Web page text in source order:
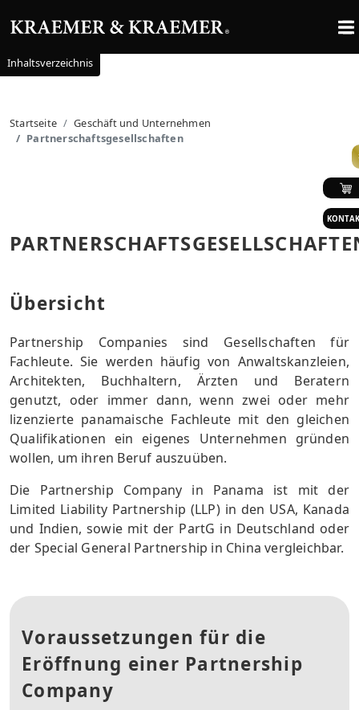
Startseite
Geschäft und Unternehmen
Partnerschaftsgesellschaften
Übersicht
Partnership Companies sind Gesellschaften für
Fachleute. Sie werden häufig von Anwaltskanzleien,
Architekten, Buchhaltern, Ärzten und Beratern
genutzt, oder immer dann, wenn zwei oder mehr
lizenzierte panamaische Fachleute mit den gleichen
Qualifikationen ein eigenes Unternehmen gründen
wollen, um ihren Beruf auszuüben.
Die Partnership Company in Panama ist mit der
Limited Liability Partnership (LLP) in den USA, Kanada
und Indien, sowie mit der PartG in Deutschland oder
der Special General Partnership in China vergleichbar.
Voraussetzungen für die
Eröffnung einer Partnership
Company
Inhaltsverzeichnis